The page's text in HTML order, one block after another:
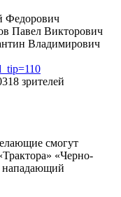
Федорович
Павел Викторович
Владимирович
зрителей
смогут
«Черно-
нападающий